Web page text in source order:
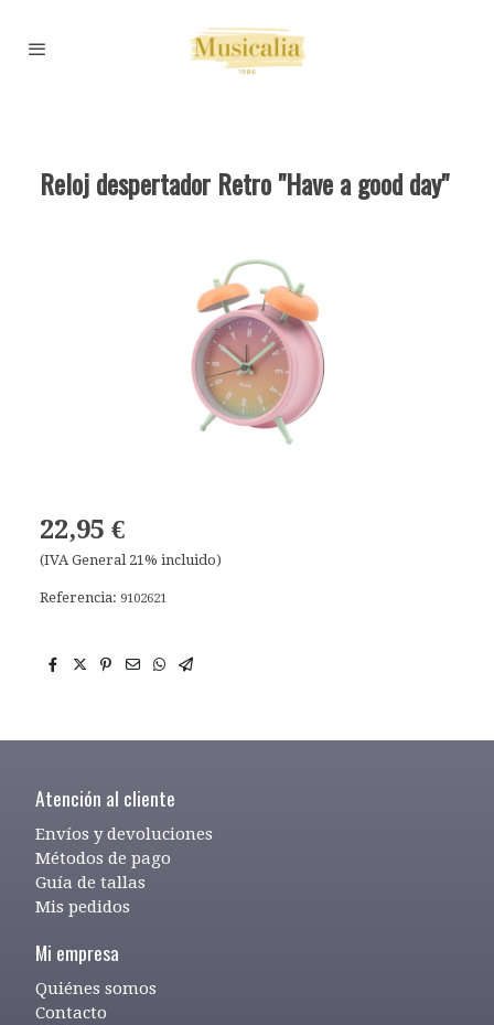
Reloj despertador Retro "Have a good day"
22,95 €
(IVA General 21% incluido)
Referencia: 9102621
Atención al cliente
Envíos y devoluciones
Métodos de pago
Guía de tallas
Mis pedidos
Mi empresa
Quiénes somos
Contacto